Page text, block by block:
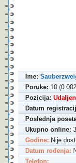
Ime:
Poruke: 10
Pozicija:
Datum
Poslednja
Ukupno online:
Godine: Nije
Datum rođenja:
Telefon: